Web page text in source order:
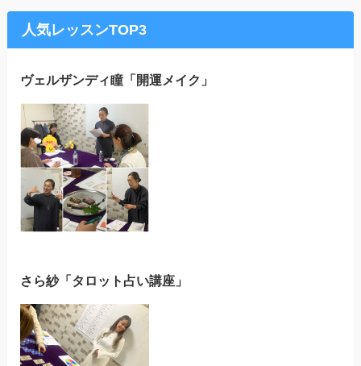
人気レッスンTOP3
ヴェルザンディ瞳「開運メイク」
さら紗「タロット占い講座」